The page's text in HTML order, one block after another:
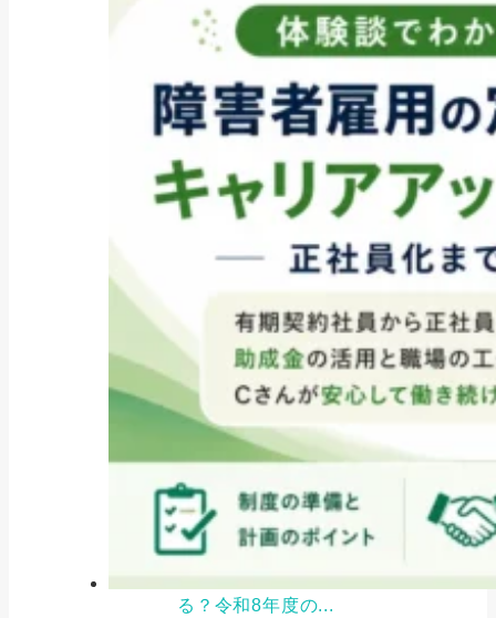
2025/06/28
お役立ち情報, 補助金・助成金
「防犯カメラに使える補助金はあ
る？令和8年度の...